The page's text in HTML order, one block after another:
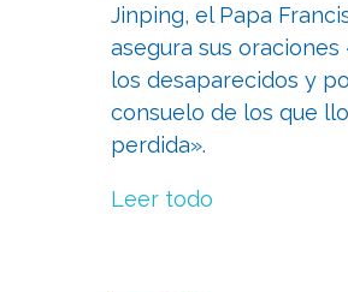
Jinping, el Papa
asegura sus oraciones
los desaparecidos y
consuelo de los que
perdida».
Leer todo